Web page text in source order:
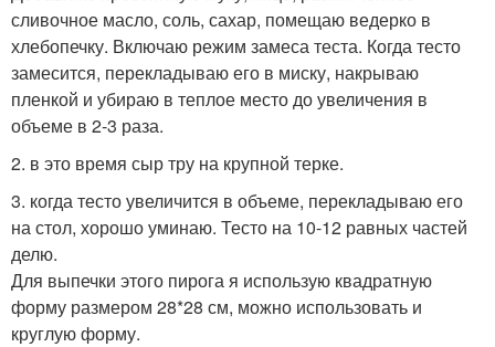
сливочное масло, соль, сахар, помещаю ведерко в
хлебопечку. Включаю режим замеса теста. Когда тесто
замесится, перекладываю его в миску, накрываю
пленкой и убираю в теплое место до увеличения в
объеме в 2-3 раза.
2. в это время сыр тру на крупной терке.
3. когда тесто увеличится в объеме, перекладываю его
на стол, хорошо уминаю. Тесто на 10-12 равных частей
делю.
Для выпечки этого пирога я использую квадратную
форму размером 28*28 см, можно использовать и
круглую форму.